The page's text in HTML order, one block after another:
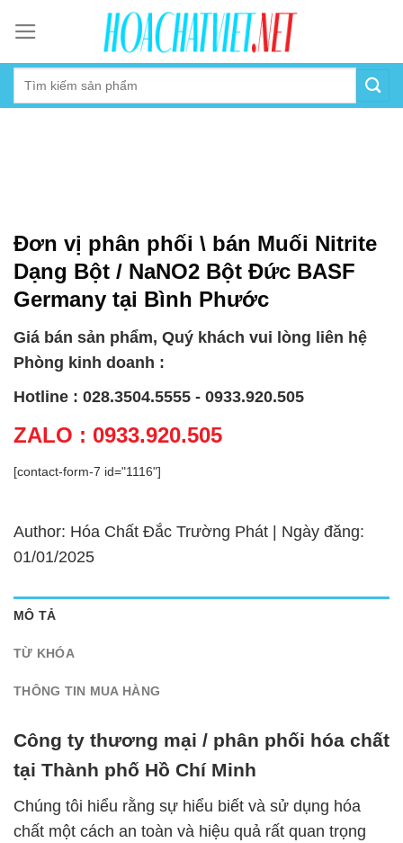
content
Đơn vị phân phối \ bán Muối Nitrite
Dạng Bột / NaNO2 Bột Đức BASF
Germany tại Bình Phước
Giá bán sản phẩm, Quý khách vui lòng liên hệ
Phòng kinh doanh :
Hotline : 028.3504.5555 - 0933.920.505
ZALO : 0933.920.505
[contact-form-7 id="1116"]
Author: Hóa Chất Đắc Trường Phát | Ngày đăng:
01/01/2025
MÔ TẢ
TỪ KHÓA
THÔNG TIN MUA HÀNG
Công ty thương mại / phân phối hóa chất
tại Thành phố Hồ Chí Minh
Chúng tôi hiểu rằng sự hiểu biết và sử dụng hóa
chất một cách an toàn và hiệu quả rất quan trọng